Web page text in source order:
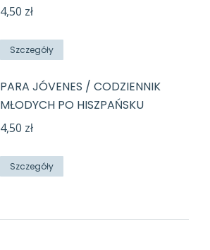
4,50 zł
Szczegóły
PARA JÓVENES / CODZIENNIK
MŁODYCH PO HISZPAŃSKU
4,50 zł
Szczegóły